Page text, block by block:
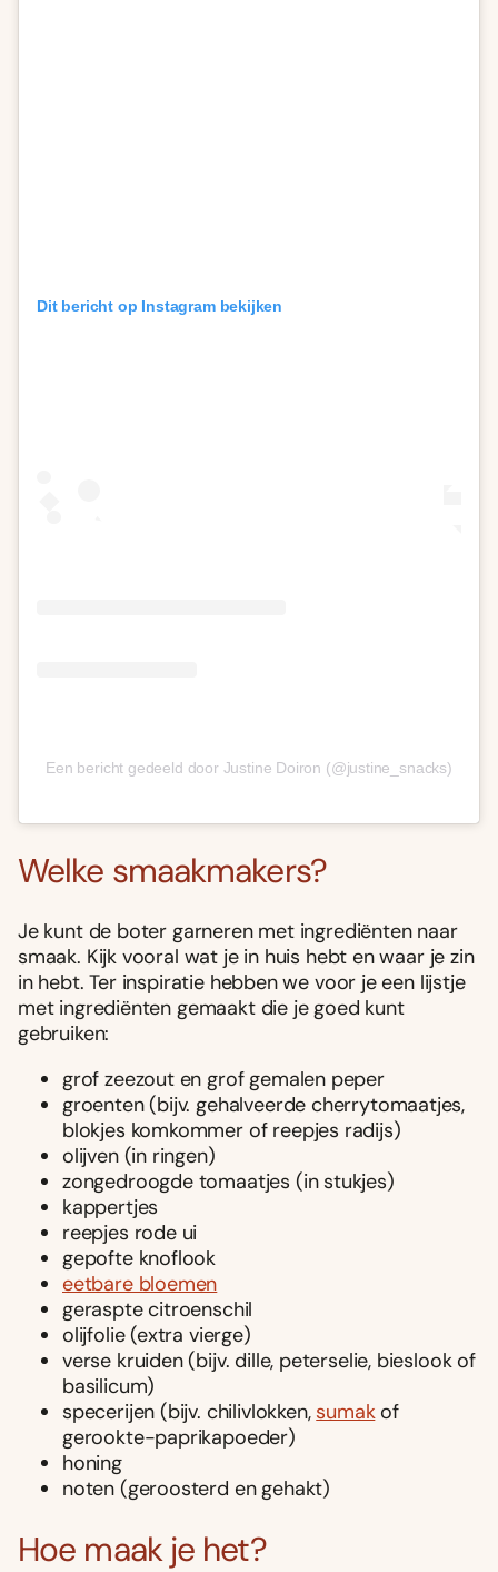
Dit bericht op Instagram bekijken
Een bericht gedeeld door Justine Doiron (@justine_snacks)
Welke smaakmakers?
Je kunt de boter garneren met ingrediënten naar
smaak. Kijk vooral wat je in huis hebt en waar je zin
in hebt. Ter inspiratie hebben we voor je een lijstje
met ingrediënten gemaakt die je goed kunt
gebruiken:
grof zeezout en grof gemalen peper
groenten (bijv. gehalveerde cherrytomaatjes,
blokjes komkommer of reepjes radijs)
olijven (in ringen)
zongedroogde tomaatjes (in stukjes)
kappertjes
reepjes rode ui
gepofte knoflook
eetbare bloemen
geraspte citroenschil
olijfolie (extra vierge)
verse kruiden (bijv. dille, peterselie, bieslook of
basilicum)
specerijen (bijv. chilivlokken, sumakof
gerookte-paprikapoeder)
honing
noten (geroosterd en gehakt)
Hoe maak je het?